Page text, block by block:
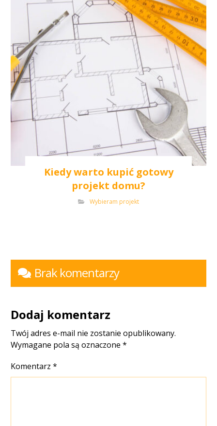
Kiedy warto kupić gotowy
projekt domu?
Wybieram projekt
Brak komentarzy
Dodaj komentarz
Twój adres e-mail nie zostanie opublikowany.
Wymagane pola są oznaczone*
Komentarz*